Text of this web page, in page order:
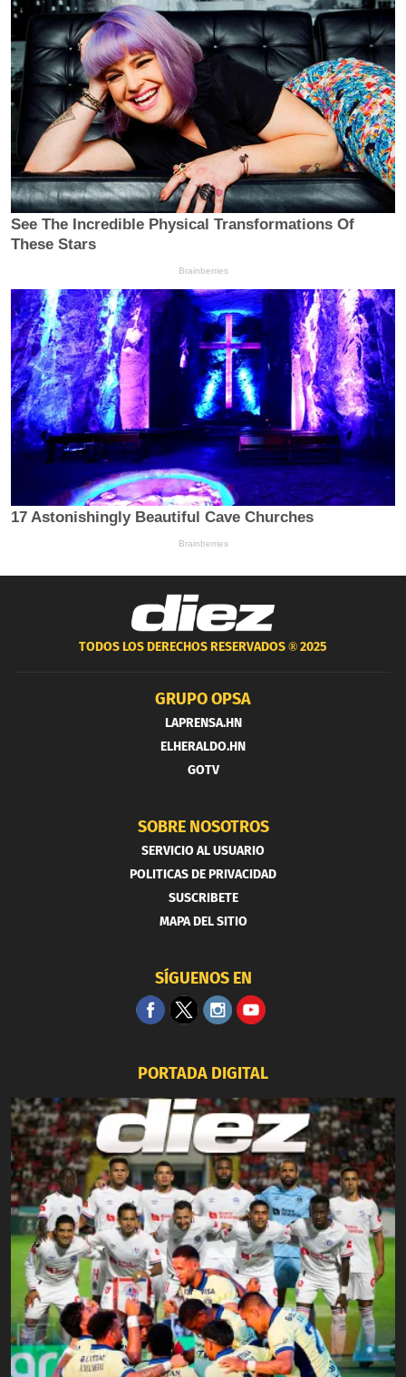
TODOS LOS DERECHOS RESERVADOS ®2025
GRUPO OPSA
LAPRENSA.HN
ELHERALDO.HN
GOTV
SOBRE NOSOTROS
SERVICIO AL USUARIO
POLITICAS DE PRIVACIDAD
SUSCRIBETE
MAPA DEL SITIO
SÍGUENOS EN
PORTADA DIGITAL